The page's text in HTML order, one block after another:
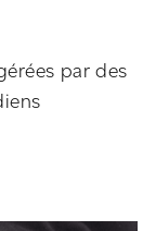
par des